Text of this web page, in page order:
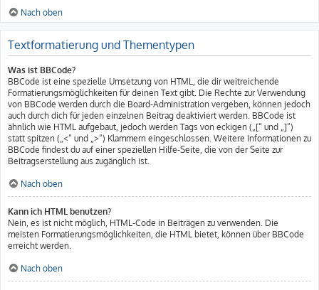
Nach oben
Textformatierung und Thementypen
Was ist BBCode?
BBCode ist eine spezielle Umsetzung von HTML, die dir weitreichende
Formatierungsmöglichkeiten für deinen Text gibt. Die Rechte zur Verwendung
von BBCode werden durch die Board-Administration vergeben, können jedoch
auch durch dich für jeden einzelnen Beitrag deaktiviert werden. BBCode ist
ähnlich wie HTML aufgebaut, jedoch werden Tags von eckigen („[“ und „]“)
statt spitzen („<“ und „>“) Klammern eingeschlossen. Weitere Informationen zu
BBCode findest du auf einer speziellen Hilfe-Seite, die von der Seite zur
Beitragserstellung aus zugänglich ist.
Nach oben
Kann ich HTML benutzen?
Nein, es ist nicht möglich, HTML-Code in Beiträgen zu verwenden. Die
meisten Formatierungsmöglichkeiten, die HTML bietet, können über BBCode
erreicht werden.
Nach oben